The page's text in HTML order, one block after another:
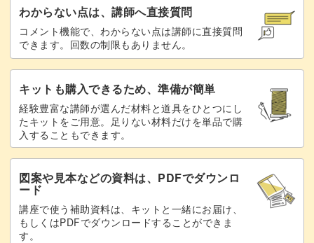
わからない点は、講師へ直接質問
コメント機能で、わからない点は講師に直接質問
できます。回数の制限もありません。
キットも購入できるため、準備が簡単
経験豊富な講師が選んだ材料と道具をひとつにし
たキットをご用意。足りない材料だけを単品で購
入することもできます。
図案や見本などの資料は、PDFでダウンロ
ード
講座で使う補助資料は、キットと一緒にお届け、
もしくはPDFでダウンロードすることができま
す。